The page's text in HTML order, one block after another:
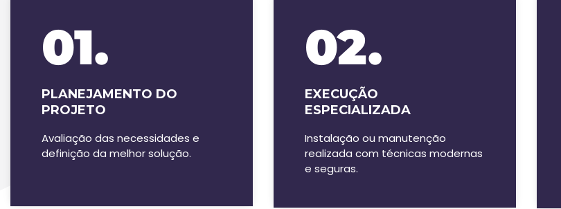
01.
PLANEJAMENTO DO
PROJETO
Avaliação das necessidades e
definição da melhor solução.
02.
EXECUÇÃO
ESPECIALIZADA
Instalação ou manutenção
realizada com técnicas modernas
e seguras.